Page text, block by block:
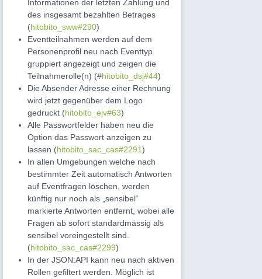
Informationen der letzten Zahlung und
des insgesamt bezahlten Betrages
(hitobito_sww#290)
Eventteilnahmen werden auf dem
Personenprofil neu nach Eventtyp
gruppiert angezeigt und zeigen die
Teilnahmerolle(n) (#hitobito_dsj#44)
Die Absender Adresse einer Rechnung
wird jetzt gegenüber dem Logo
gedruckt (hitobito_ejv#63)
Alle Passwortfelder haben neu die
Option das Passwort anzeigen zu
lassen (hitobito_sac_cas#2291)
In allen Umgebungen welche nach
bestimmter Zeit automatisch Antworten
auf Eventfragen löschen, werden
künftig nur noch als „sensibel“
markierte Antworten entfernt, wobei alle
Fragen ab sofort standardmässig als
sensibel voreingestellt sind.
(hitobito_sac_cas#2299)
In der JSON:API kann neu nach aktiven
Rollen gefiltert werden. Möglich ist